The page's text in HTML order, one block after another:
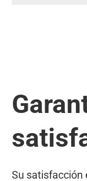
Su satisfacción